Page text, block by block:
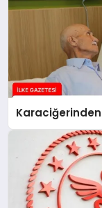
Karaciğerinden